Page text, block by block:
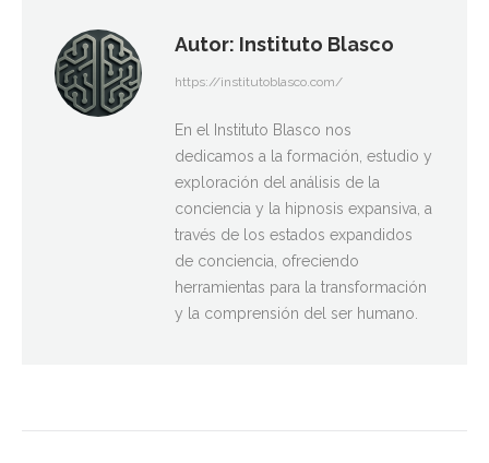
Autor: Instituto Blasco
https://institutoblasco.com/
En el Instituto Blasco nos
dedicamos a la formación, estudio y
exploración del análisis de la
conciencia y la hipnosis expansiva, a
través de los estados expandidos
de conciencia, ofreciendo
herramientas para la transformación
y la comprensión del ser humano.